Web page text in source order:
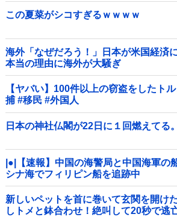
この夏菜がシコすぎるｗｗｗｗ
海外「なぜだろう！」日本が米国経済
本当の理由に海外が大騒ぎ
【ヤバい】100件以上の窃盗をしたト
捕 #移民 #外国人
日本の神社仏閣が22日に１回燃えてる。
|●|【速報】中国の海警局と中国海軍の
シナ海でフィリピン船を追跡中
新しいペットを首に巻いて玄関を開け
しトメと鉢合わせ！絶叫して20秒で逃